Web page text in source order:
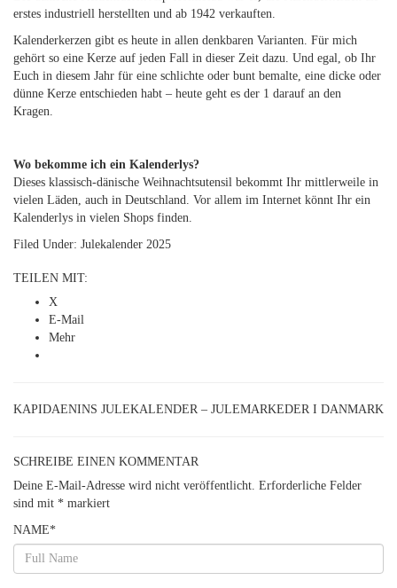
erstes industriell herstellten und ab 1942 verkauften.
Kalenderkerzen gibt es heute in allen denkbaren Varianten. Für mich
gehört so eine Kerze auf jeden Fall in dieser Zeit dazu. Und egal, ob Ihr
Euch in diesem Jahr für eine schlichte oder bunt bemalte, eine dicke oder
dünne Kerze entschieden habt – heute geht es der 1 darauf an den
Kragen.
Wo bekomme ich ein Kalenderlys?
Dieses klassisch-dänische Weihnachtsutensil bekommt Ihr mittlerweile in
vielen Läden, auch in Deutschland. Vor allem im Internet könnt Ihr ein
Kalenderlys in vielen Shops finden.
Filed Under: Julekalender 2025
TEILEN MIT:
X
E-Mail
Mehr
KAPIDAENINS JULEKALENDER – JULEMARKEDER I DANMARK
SCHREIBE EINEN KOMMENTAR
Deine E-Mail-Adresse wird nicht veröffentlicht. Erforderliche Felder
sind mit * markiert
NAME*